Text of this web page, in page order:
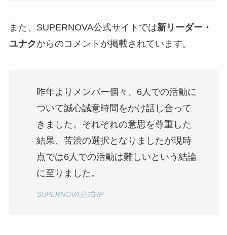
また、SUPERNOVA公式サイトでは新リーダー・
ユナクからのコメントが掲載されています。
昨年よりメンバー個々、6人での活動に
ついて誠心誠意時間をかけ話し合って
きました。それぞれの意思を尊重した
結果、苦渋の選択となりましたが現時
点では6人での活動は難しいという結論
に至りました。
SUPERNOVA公式HP